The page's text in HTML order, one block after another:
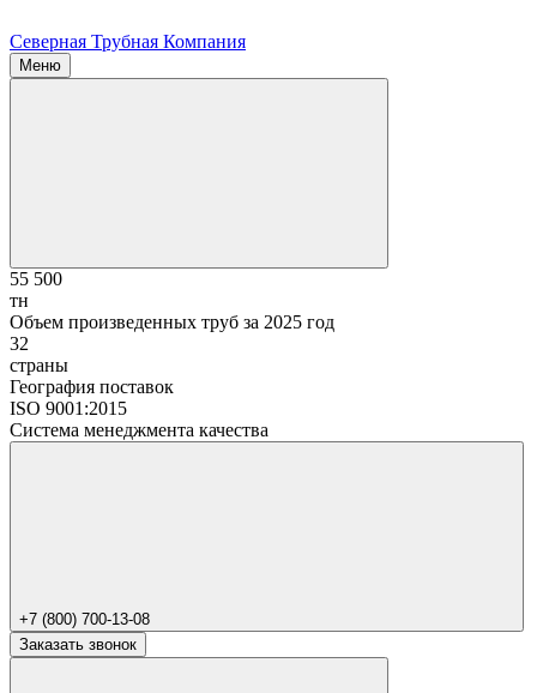
Северная Трубная Компания
Меню
55 500
тн
Объем произведенных труб за 2025 год
32
страны
География поставок
ISO 9001:2015
Система менеджмента качества
+7 (800) 700-13-08
Заказать звонок